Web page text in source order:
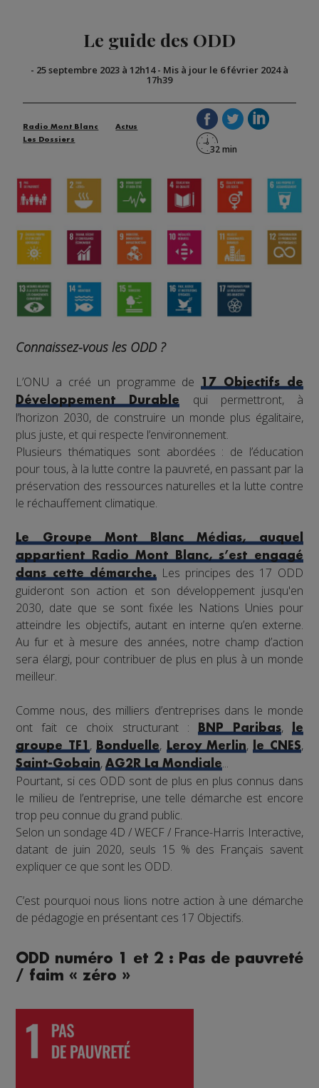
Le guide des ODD
- 25 septembre 2023 à 12h14- Mis à jour le 6 février 2024 à
17h39
Radio Mont Blanc
Actus
Les Dossiers
Connaissez-vous les ODD ?
L’ONU a créé un programme de17 Objectifs de
Développement Durable
qui permettront, à
l’horizon 2030, de construire un monde plus égalitaire,
plus juste, et qui respecte l’environnement.
Plusieurs thématiques sont abordées : de l’éducation
pour tous, à la lutte contre la pauvreté, en passant par la
préservation des ressources naturelles et la lutte contre
le réchauffement climatique.
Le Groupe Mont Blanc Médias, auquel
appartient Radio Mont Blanc, s’est engagé
dans cette démarche.Les principes des 17 ODD
guideront son action et son développement jusqu'en
2030, date que se sont fixée les Nations Unies pour
atteindre les objectifs, autant en interne qu’en externe.
Au fur et à mesure des années, notre champ d’action
sera élargi, pour contribuer de plus en plus à un monde
meilleur.
Comme nous, des milliers d’entreprises dans le monde
ont fait ce choix structurant :
BNP Paribas,
le
groupe TF1 , Bonduelle, Leroy Merlin, le CNES,
Saint-Gobain,AG2R La Mondiale...
Pourtant, si ces ODD sont de plus en plus connus dans
le milieu de l’entreprise, une telle démarche est encore
trop peu connue du grand public.
Selon un sondage 4D / WECF / France-Harris Interactive,
datant de juin 2020, seuls 15 % des Français savent
expliquer ce que sont les ODD.
C’est pourquoi nous lions notre action à une démarche
de pédagogie en présentant ces 17 Objectifs.
ODD numéro 1 et 2 : Pas de pauvreté
/ faim « zéro »